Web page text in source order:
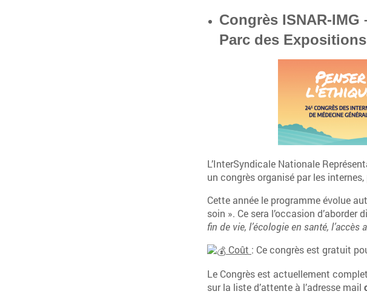
Congrès ISNAR-IMG
Parc des
L’InterSyndicale Nationale
un congrès organisé par les
Cette année le programme évolue
soin ». Ce sera l’occasion
fin de vie, l’écologie en santé,
Coût : Ce congrès est gratuit
Le Congrès est actuellement
sur la liste d’attente à l’adresse mail